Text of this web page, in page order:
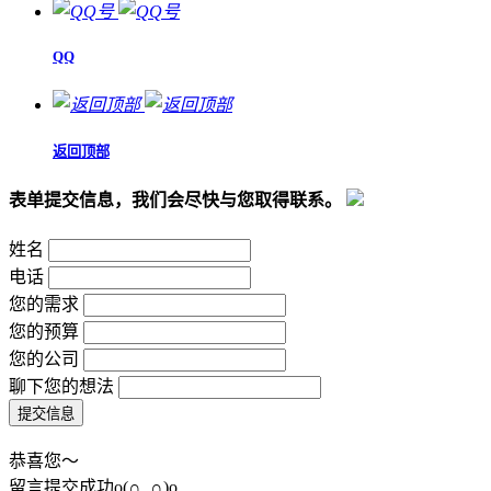
QQ
返回顶部
表单提交信息，我们会尽快与您取得联系。
姓名
电话
您的需求
您的预算
您的公司
聊下您的想法
恭喜您～